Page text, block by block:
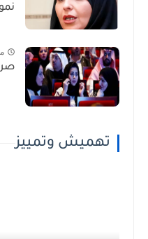
تهميش وتمييز